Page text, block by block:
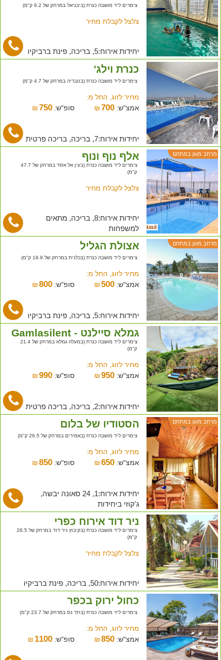
צימרים ליד מושבה כנרת (ביבניאל במרחק של 6.2 ק"מ)
צלצל לקבלת מחיר
יחידות אירוח:5, בריכה, פינת ברביקיו
כנרת וילג'
צימרים ליד מושבה כנרת (בטבריה במרחק של 4.7 ק"מ)
מחיר לזוג, החל מ:
אמצ"ש:
₪700 סופ"ש: ₪ 750
יחידות אירוח:7, בריכה, בריכה פרטית
מרחב מוגן במתחם אלף נוף ונוף
צימרים ליד מושבה כנרת (בעין אל אסד במרחק של 47.7
ק"מ)
צלצל לקבלת מחיר
יחידות אירוח:8, בריכה, מתאים
למשפחות
מרחב מוגן במתחם אצולת הגליל
צימרים ליד מושבה כנרת (בכלנית במרחק של 19.9 ק"מ)
מחיר לזוג, החל מ:
אמצ"ש:
₪500 סופ"ש: ₪ 800
יחידות אירוח:5, בריכה, פינת ברביקיו
גמלא סיילנט - Gamlasilent
צימרים ליד מושבה כנרת (במעלה גמלא במרחק של 21.4
ק"מ)
מחיר לזוג, החל מ:
אמצ"ש:
₪950 סופ"ש: ₪ 990
יחידות אירוח:2, בריכה, בריכה פרטית
מרחב מוגן במתחם הסטודיו של בלום
צימרים ליד מושבה כנרת (באמירים במרחק של 26.5 ק"מ)
מחיר לזוג, החל מ:
אמצ"ש:
₪650 סופ"ש: ₪ 850
יחידות אירוח:1, 24 סאונה יבשה,
ג'קוזי ביחידות
ניר דוד אירוח כפרי
צימרים ליד מושבה כנרת (בקיבוץ ניר דוד במרחק של 26.5
ק"מ)
צלצל לקבלת מחיר
יחידות אירוח:50, בריכה, פינת ברביקיו
כחול ירוק בכפר
צימרים ליד מושבה כנרת (בחד נס במרחק של 23.7 ק"מ)
מחיר לזוג, החל מ:
אמצ"ש:
₪850 סופ"ש: ₪ 1100